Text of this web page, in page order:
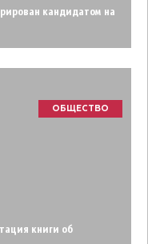
кандидатом на
ОБЩЕСТВО
книги об